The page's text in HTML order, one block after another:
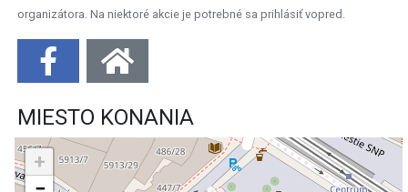
organizátora. Na niektoré akcie je potrebné sa prihlásiť vopred.
MIESTO KONANIA
+